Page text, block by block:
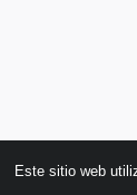
Este sitio web